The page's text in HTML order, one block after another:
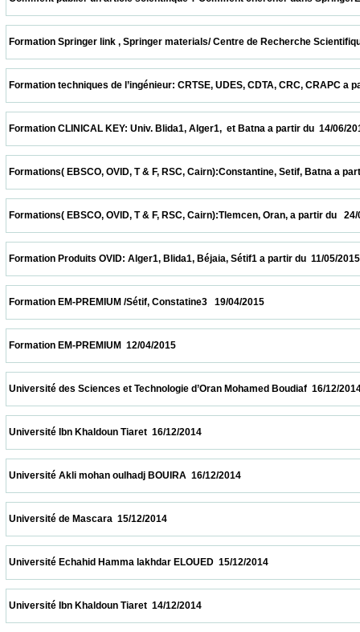
Formation Springer link , Springer materials/ Centre de Recherche
Formation techniques de l’ingénieur: CRTSE, UDES, CDTA, CRC,
Formation CLINICAL KEY: Univ. Blida1, Alger1,  et Batna a partir
Formations( EBSCO, OVID, T & F, RSC, Cairn):Constantine, Setif,
Formations( EBSCO, OVID, T & F, RSC, Cairn):Tlemcen, Oran, a
Formation Produits OVID: Alger1, Blida1, Béjaia, Sétif1 a partir
Formation EM-PREMIUM /Sétif, Constatine3   19/04/2015
Formation EM-PREMIUM  12/04/2015
Université des Sciences et Technologie d’Oran Mohamed
Université Ibn Khaldoun Tiaret  16/12/2014
Université Akli mohan oulhadj BOUIRA  16/12/2014
Université de Mascara  15/12/2014
Université Echahid Hamma lakhdar ELOUED  15/12/2014
Université Ibn Khaldoun Tiaret  14/12/2014